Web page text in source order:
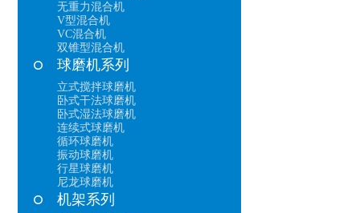
无重力混合机
V型混合机
VC混合机
双锥型混合机
球磨机系列
立式搅拌球磨机
卧式干法球磨机
卧式湿法球磨机
连续式球磨机
循环球磨机
振动球磨机
行星球磨机
尼龙球磨机
机架系列